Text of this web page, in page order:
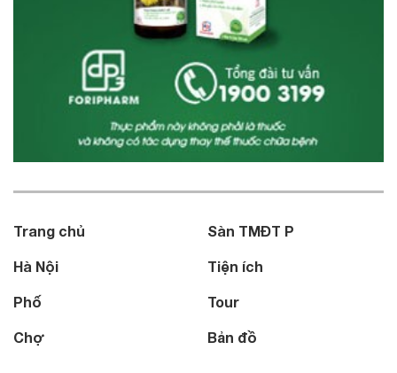
Trang chủ
Hà Nội
Phố
Chợ
Sàn TMĐT P
Tiện ích
Tour
Bản đồ